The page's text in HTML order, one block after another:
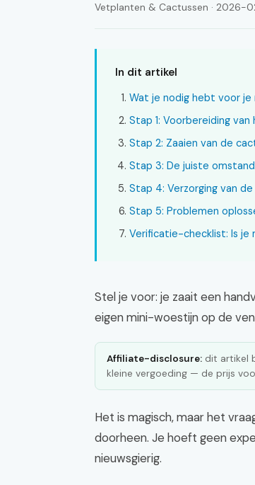
Vetplanten & Cactussen · 2026-
In dit artikel
Wat je nodig hebt voor
Stap 1: Voorbereiding
Stap 2: Zaaien van de
Stap 3: De juiste
Stap 4: Verzorging van de
Stap 5: Problemen
Verificatie-checklist: Is je
Stel je voor: je zaait een
eigen mini-woestijn op de
Affiliate-disclosure: dit artikel
kleine vergoeding — de prijs
Het is magisch, maar het
doorheen. Je hoeft geen
nieuwsgierig.